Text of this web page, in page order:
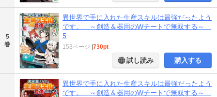
5
巻
異世界で手に入れた生産スキルは最強だったよう
です。 ～創造＆器用のWチートで無双する～
5
153ページ |730pt
試し読み 購入する
異世界で手に入れた生産スキルは最強だったよう
です。 ～創造＆器用のWチートで無双する～